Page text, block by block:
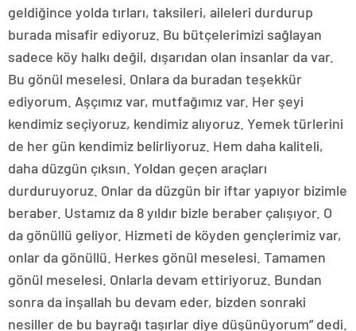
geldiğince yolda tırları, taksileri, aileleri durdurup
burada misafir ediyoruz. Bu bütçelerimizi sağlayan
sadece köy halkı değil, dışarıdan olan insanlar da var.
Bu gönül meselesi. Onlara da buradan teşekkür
ediyorum. Aşçımız var, mutfağımız var. Her şeyi
kendimiz seçiyoruz, kendimiz alıyoruz. Yemek türlerini
de her gün kendimiz belirliyoruz. Hem daha kaliteli,
daha düzgün çıksın. Yoldan geçen araçları
durduruyoruz. Onlar da düzgün bir iftar yapıyor bizimle
beraber. Ustamız da 8 yıldır bizle beraber çalışıyor. O
da gönüllü geliyor. Hizmeti de köyden gençlerimiz var,
onlar da gönüllü. Herkes gönül meselesi. Tamamen
gönül meselesi. Onlarla devam ettiriyoruz. Bundan
sonra da inşallah bu devam eder, bizden sonraki
nesiller de bu bayrağı taşırlar diye düşünüyorum” dedi.